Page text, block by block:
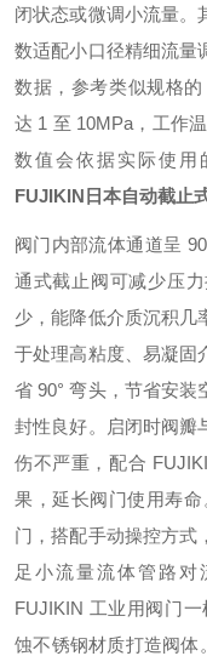
闭状态或微调小流量。
数适配小口径精细流量
数据，参考类似规格的
达 1 至 10MPa，工作
数值会依据实际使用
FUJIKIN日本自动截止
阀门内部流体通道呈
通式截止阀可减少压
少，能降低介质沉积几
于处理高粘度、易凝固
省 90° 弯头，节省安
封性良好。启闭时阀瓣
伤不严重，配合
果，延长阀门使用寿
门，搭配手动操控方式
足小流量流体管路
FUJIKIN 工业用阀门
蚀不锈钢材质打造阀体